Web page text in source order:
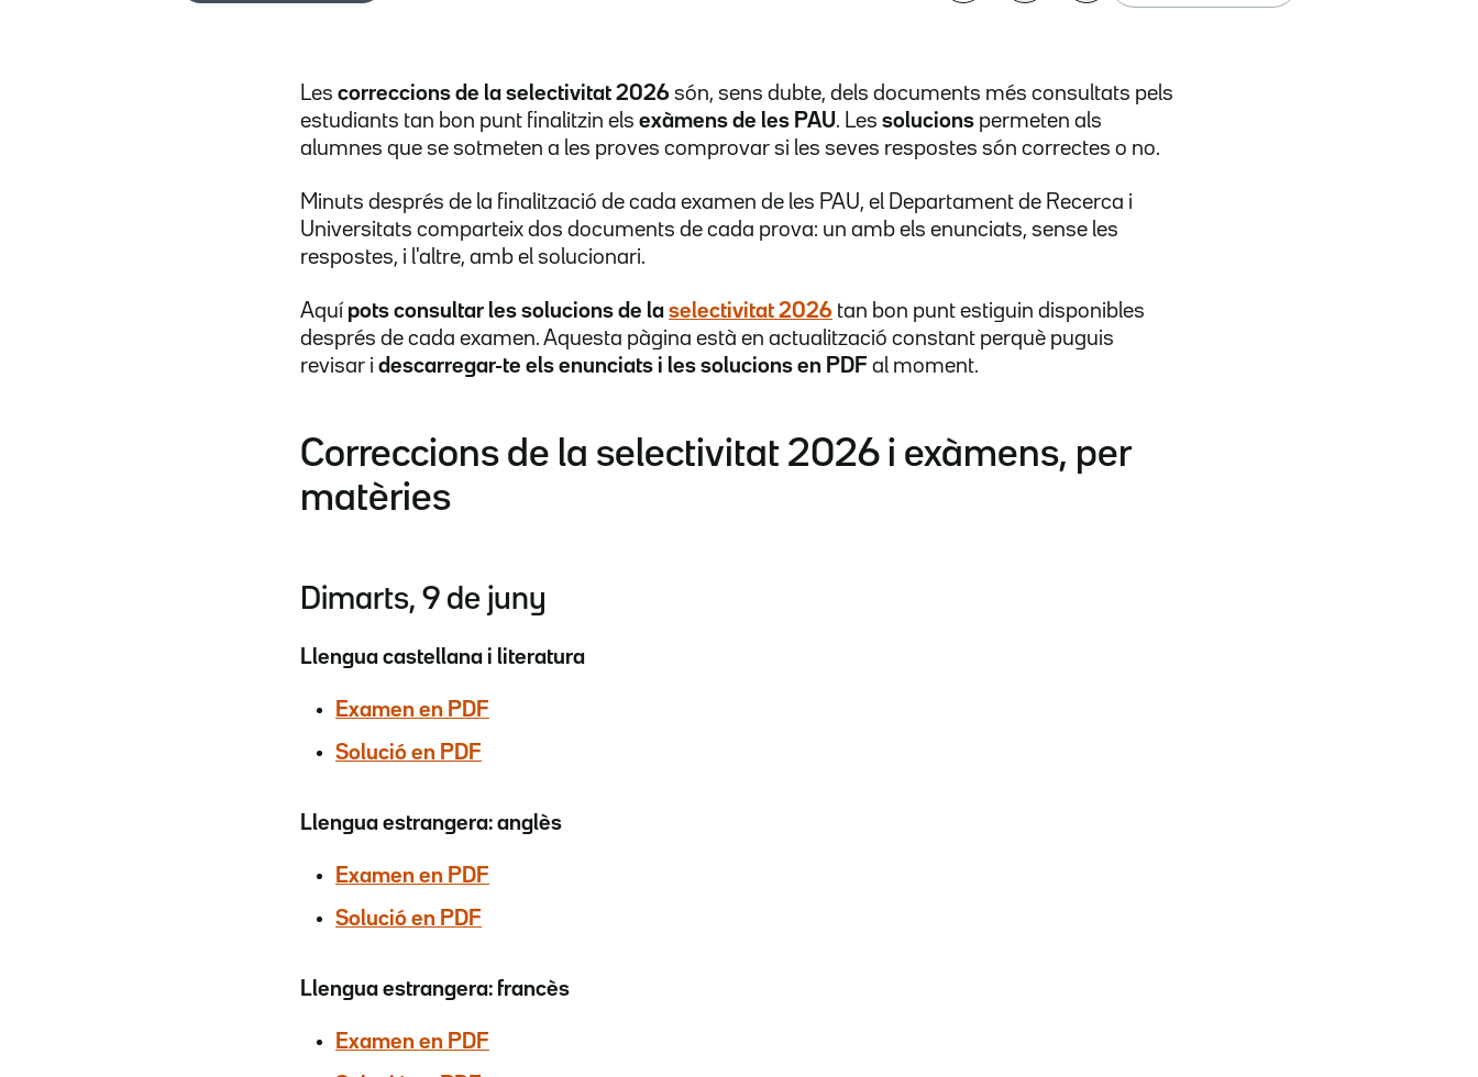
Les correccions de la selectivitat 2026 són, sens dubte, dels documents més consultats pels
estudiants tan bon punt finalitzin els exàmens de les PAU. Les solucions permeten als
alumnes que se sotmeten a les proves comprovar si les seves respostes són correctes o no.
Minuts després de la finalització de cada examen de les PAU, el Departament de Recerca i
Universitats comparteix dos documents de cada prova: un amb els enunciats, sense les
respostes, i l'altre, amb el solucionari.
Aquí pots consultar les solucions de la selectivitat 2026 tan bon punt estiguin disponibles
després de cada examen. Aquesta pàgina està en actualització constant perquè puguis
revisar i descarregar-te els enunciats i les solucions en PDF al moment.
Correccions de la selectivitat 2026 i exàmens, per
matèries
Dimarts, 9 de juny
Llengua castellana i literatura
Examen en PDF
Solució en PDF
Llengua estrangera: anglès
Examen en PDF
Solució en PDF
Llengua estrangera: francès
Examen en PDF